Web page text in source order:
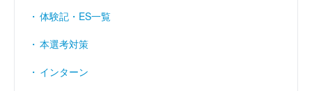
体験記・ES一覧
本選考対策
インターン